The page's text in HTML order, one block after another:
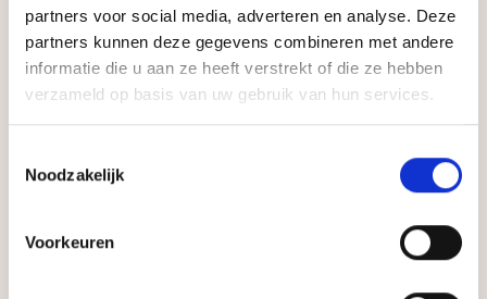
partners voor social media, adverteren en analyse. Deze
partners kunnen deze gegevens combineren met andere
informatie die u aan ze heeft verstrekt of die ze hebben
verzameld op basis van uw gebruik van hun services.
Noodzakelijk
Voorkeuren
Sauna onderdelen
65,00